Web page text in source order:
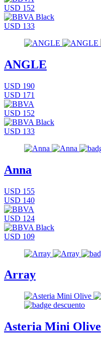
USD 152
USD 133
ANGLE
USD 190
USD 171
USD 152
USD 133
Anna
USD 155
USD 140
USD 124
USD 109
Array
Asteria Mini Olive